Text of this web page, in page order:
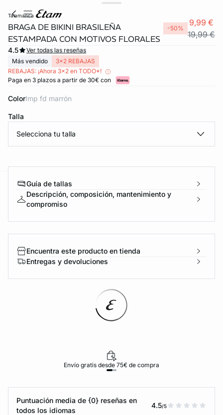
INVISIBLE
talamanca
BRAGA DE BIKINI BRASILEÑA
ESTAMPADA CON MOTIVOS FLORALES
-50%
9,99 €
19,99 €
4.5
Ver todas las reseñas
Más vendido
3x2 REBAJAS
REBAJAS: ¡Ahora 3x2 en TODO*!
Paga en 3 plazos a partir de 30€ con
Color imp fd marrón
Talla
Selecciona tu talla
Guía de tallas
Descripción, composición, mantenimiento y
compromiso
Encuentra este producto en tienda
Entregas y devoluciones
Envío gratis desde 75€ de compra
Puntuación media de {0} reseñas en
todos los idiomas
4.5/5